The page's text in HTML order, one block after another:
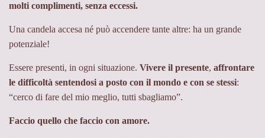
molti complimenti, senza eccessi.
Una candela accesa né può accendere tante altre: ha un grande
potenziale!
Essere presenti, in ogni situazione. Vivere il presente, affrontare
le difficoltà sentendosi a posto con il mondo e con se stessi:
“cerco di fare del mio meglio, tutti sbagliamo”.
Faccio quello che faccio con amore.